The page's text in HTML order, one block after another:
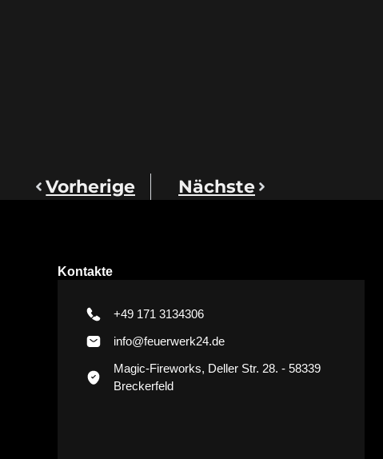
Vorherige Nächste
Kontakte
+49 171 3134306
info@feuerwerk24.de
Magic-Fireworks, Deller Str. 28. - 58339
Breckerfeld